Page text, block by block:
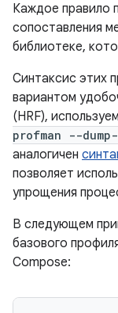
Каждое правило
сопоставления
библиотеке,
Синтаксис этих
вариантом
(HRF),
profman --
аналогичен
позволяет
упрощения
В следующем
базового
Compose: